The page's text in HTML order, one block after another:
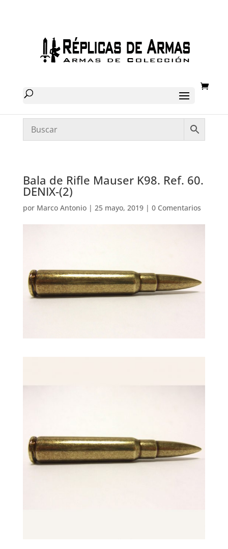
Bala de Rifle Mauser K98. Ref. 60.
DENIX-(2)
por Marco Antonio| 25 mayo, 2019| 0 Comentarios